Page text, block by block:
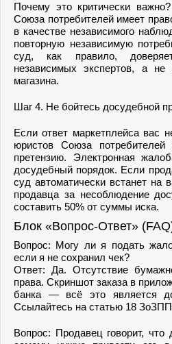
Почему это критически
Союза потребителей имеет
в качестве независимого
повторную независимую
суд, как правило,
независимых экспертов, а не
магазина.
Шаг 4. Не бойтесь досудебной
Если ответ маркетплейса вас
юристов Союза потребителей
претензию. Электронная
досудебный порядок. Если
суд автоматически встанет
продавца за несоблюдение
составить 50% от суммы иска.
Блок «Вопрос-Ответ»
Вопрос: Могу ли я подать
если я не сохранил чек?
Ответ: Да. Отсутствие
права. Скриншот заказа в
банка — всё это является
Ссылайтесь на статью 18
Вопрос: Продавец говорит, что